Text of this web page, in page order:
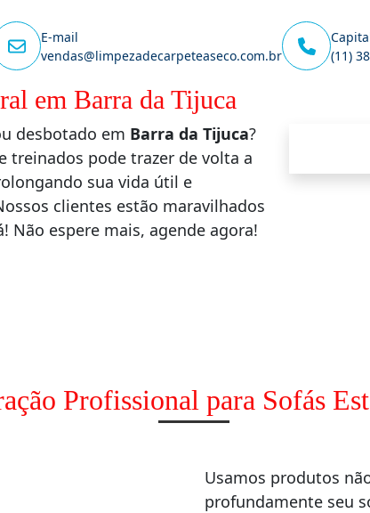
E-mail
vendas@limpezadecarpeteaseco.com.br
(11)
em Barra da Tijuca
desbotado em Barra da Tijuca?
treinados pode trazer de volta a
sua vida útil e
clientes estão maravilhados
Não espere mais, agende agora!
Profissional para Sofás
Usamos produtos
profundamente seu